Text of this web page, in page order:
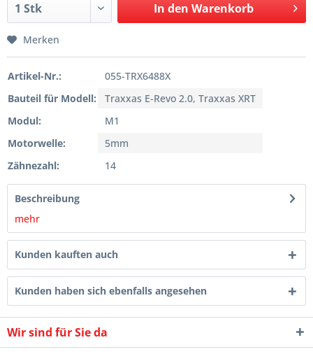
In den Warenkorb
Merken
Artikel-Nr.:
055-TRX6488X
Bauteil für Modell:
Traxxas E-Revo 2.0, Traxxas XRT
Modul:
M1
Motorwelle:
5mm
Zähnezahl:
14
Beschreibung
mehr
Kunden kauften auch
Kunden haben sich ebenfalls angesehen
Wir sind für Sie da